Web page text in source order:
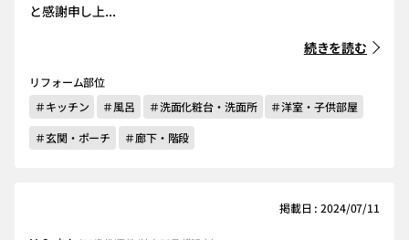
と感謝申し上...
続きを読む
リフォーム部位
＃キッチン
＃風呂 ＃洗面化粧台・洗面所
＃洋室・子供部屋
＃玄関・ポーチ
＃廊下・階段
掲載日 : 2024/07/11